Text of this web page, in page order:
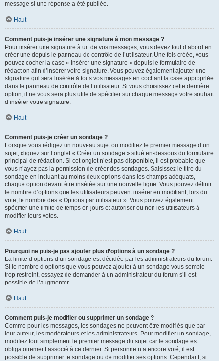
message si une réponse a été publiée.
Haut
Comment puis-je insérer une signature à mon message ?
Pour insérer une signature à un de vos messages, vous devez tout d’abord en
créer une depuis le panneau de contrôle de l’utilisateur. Une fois créée, vous
pouvez cocher la case « Insérer une signature » depuis le formulaire de
rédaction afin d’insérer votre signature. Vous pouvez également ajouter une
signature qui sera insérée à tous vos messages en cochant la case appropriée
dans le panneau de contrôle de l’utilisateur. Si vous choisissez cette dernière
option, il ne vous sera plus utile de spécifier sur chaque message votre souhait
d’insérer votre signature.
Haut
Comment puis-je créer un sondage ?
Lorsque vous rédigez un nouveau sujet ou modifiez le premier message d’un
sujet, cliquez sur l’onglet « Créer un sondage » situé en-dessous du formulaire
principal de rédaction. Si cet onglet n’est pas disponible, il est probable que
vous n’ayez pas la permission de créer des sondages. Saisissez le titre du
sondage en incluant au moins deux options dans les champs adéquats,
chaque option devant être insérée sur une nouvelle ligne. Vous pouvez définir
le nombre d’options que les utilisateurs peuvent insérer en modifiant, lors du
vote, le nombre des « Options par utilisateur ». Vous pouvez également
spécifier une limite de temps en jours et autoriser ou non les utilisateurs à
modifier leurs votes.
Haut
Pourquoi ne puis-je pas ajouter plus d’options à un sondage ?
La limite d’options d’un sondage est décidée par les administrateurs du forum.
Si le nombre d’options que vous pouvez ajouter à un sondage vous semble
trop restreint, essayez de demander à un administrateur du forum s’il est
possible de l’augmenter.
Haut
Comment puis-je modifier ou supprimer un sondage ?
Comme pour les messages, les sondages ne peuvent être modifiés que par
leur auteur, les modérateurs et les administrateurs. Pour modifier un sondage,
modifiez tout simplement le premier message du sujet car le sondage est
obligatoirement associé à ce dernier. Si personne n’a encore voté, il est
possible de supprimer le sondage ou de modifier ses options. Cependant, si